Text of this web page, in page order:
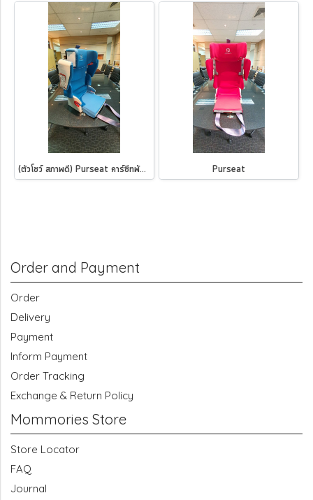
(ตัวโชว์ สภาพดี) Purseat คาร์ซีทพับได้ ฟ้าอมเขียว Purseat
Order and Payment
Order
Delivery
Payment
Inform Payment
Order Tracking
Exchange & Return Policy
Mommories Store
Store Locator
FAQ
Journal